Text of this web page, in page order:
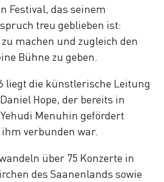
Festival, das seinem
treu geblieben ist:
machen und zugleich den
Bühne zu geben.
liegt die künstlerische Leitung
Hope, der bereits in
Menuhin gefördert
verbunden war.
über 75 Konzerte in
des Saanenlands sowie